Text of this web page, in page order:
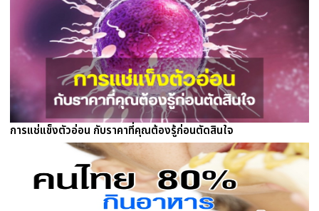
การแช่แข็งตัวอ่อน กับราคาที่คุณต้องรู้ก่อนตัดสินใจ